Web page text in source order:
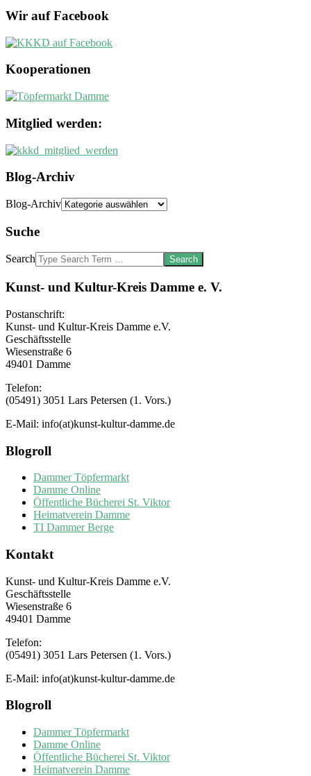
Wir auf Facebook
Kooperationen
Mitglied werden:
Blog-Archiv
Blog-Archiv
Suche
Search
Kunst- und Kultur-Kreis Damme e. V.
Postanschrift:
Kunst- und Kultur-Kreis Damme e.V.
Geschäftsstelle
Wiesenstraße 6
49401 Damme
Telefon:
(05491) 3051 Lars Petersen (1. Vors.)
E-Mail: info(at)kunst-kultur-damme.de
Blogroll
Dammer Töpfermarkt
Damme Online
Öffentliche Bücherei St. Viktor
Heimatverein Damme
TI Dammer Berge
Kontakt
Kunst- und Kultur-Kreis Damme e.V.
Geschäftsstelle
Wiesenstraße 6
49401 Damme
Telefon:
(05491) 3051 Lars Petersen (1. Vors.)
E-Mail: info(at)kunst-kultur-damme.de
Blogroll
Dammer Töpfermarkt
Damme Online
Öffentliche Bücherei St. Viktor
Heimatverein Damme